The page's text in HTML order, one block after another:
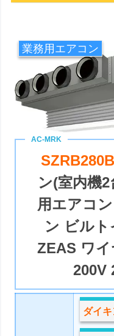
業務用エアコン
ン(室内機
用エアコ
ン ビル
ZEAS ワイ
200V
ダイ